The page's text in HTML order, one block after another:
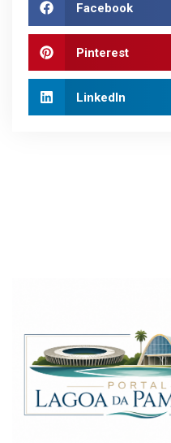
Facebook
Pinterest
LinkedIn